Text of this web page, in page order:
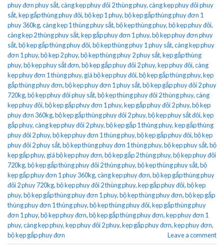
phuy đơn phuy sắt,càng kẹp phuy đôi 2 thùng phuy,càng kẹp phuy đôi phuy
sắt,kẹp gắp thùng phuy đôi,bộ kẹp 1 phuy,bộ kẹp gắp thùng phuy đơn 1
phuy 360kg,càng kẹp 1 thùng phuy sắt,bộ kẹp thùng phuy,bộ kẹp phuy đôi,
càng kẹp 2 thùng phuy sắt,kẹp gắp phuy đơn 1 phuy,bộ kẹp phuy đơn phuy
sắt,bộ kẹp gắp thùng phuy đôi,bộ kẹp thùng phuy 1 phuy sắt,càng kẹp phuy
đơn 1 phuy,bộ kẹp 2 phuy,bộ kẹp thùng phuy 2 phuy sắt,kẹp gắp thùng
phuy,bộ kẹp phuy sắt đơn,bộ kẹp gắp phuy đôi 2 phuy,kẹp phuy đôi,càng
kẹp phuy đơn 1 thùng phuy, giá bộ kẹp phuy đôi,bộ kẹp gắp thùng phuy,kẹp
gắp thùng phuy đơn,bộ kẹp phuy đơn 1 phuy sắt,bộ kẹp gắp phuy đôi 2 phuy
720kg,bộ kẹp phuy đôi phuy sắt,bộ kẹp thùng phuy đôi 2 thùng phuy,càng
kẹp phuy đôi,bộ kẹp gắp phuy đơn 1 phuy,kẹp gắp phuy đôi 2 phuy,bộ kẹp
phuy đơn 360kg,bộ kẹp gắp thùng phuy đôi 2 phuy,bộ kẹp phuy sắt đôi,kẹp
gắp phuy,càng kẹp phuy đôi 2 phuy,bộ kẹp gắp 1 thùng phuy,kẹp gắp thùng
phuy đôi 2 phuy,bộ kẹp phuy đơn 1 thùng phuy,bộ kẹp gắp phuy đôi,bộ kẹp
phuy đôi 2 phuy sắt,bộ kẹp thùng phuy đơn 1 thùng phuy,bộ kẹp phuy sắt,bộ
kẹp gắp phuy, giá bộ kẹp phuy đơn,bộ kẹp gắp 2 thùng phuy,bộ kẹp phuy đôi
720kg,bộ kẹp gắp thùng phuy đôi 2 thùng phuy,bộ kẹp thùng phuy sắt,bộ
kẹp gắp phuy đơn 1 phuy 360kg,càng kẹp phuy đơn,bộ kẹp gắp thùng phuy
đôi 2 phuy 720kg,bộ kẹp phuy đôi 2 thùng phuy,kẹp gắp phuy đôi,bộ kẹp
phuy,bộ kẹp gắp thùng phuy đơn 1 phuy,bộ kẹp thùng phuy đơn,bộ kẹp gắp
thùng phuy đơn 1 thùng phuy,bộ kẹp thùng phuy đôi,kẹp gắp thùng phuy
đơn 1 phuy,bộ kẹp phuy đơn,bộ kẹp gắp thùng phuy đơn,kẹp phuy đơn 1
phuy,càng kẹp phuy,kẹp phuy đôi 2 phuy,kẹp gắp phuy đơn,kẹp phuy đơn,
bộ kẹp gắp phuy đơn
Leave a comment